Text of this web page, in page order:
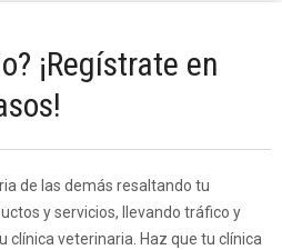
¡Regístrate en
de las demás resaltando tu
y servicios, llevando tráfico y
clínica veterinaria. Haz que tu clínica